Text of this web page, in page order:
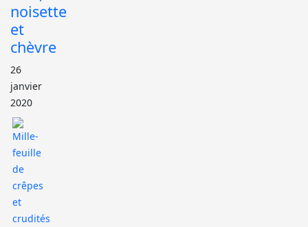
noisette
et
chèvre
26
janvier
2020